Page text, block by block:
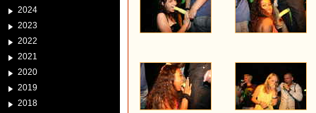
2024
2023
2022
2021
2020
2019
2018